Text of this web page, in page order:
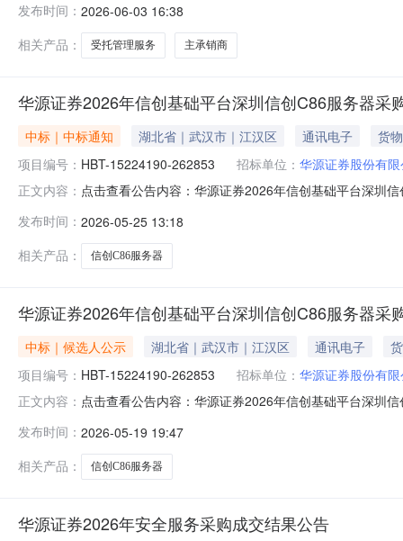
发行次级债券主承销商及受托管理人选聘1.2项目编号：
具体以承销签署
发布时间： 2026-06-03 16:38
相关产品：
受托管理服务 主承销商
华源证券2026年信创基础平台深圳信创C86服务器采
中标｜中标通知 湖北省｜武汉市｜江汉区 通讯电子
货物
项目编号： HBT-15224190-262853 招标单位： 华源证券股份有
正文内容： 点击查看公告内容：华源证券2026年信创基础平台深圳
发布时间： 2026-05-25 13:18
相关产品：
信创C86服务器
华源证券2026年信创基础平台深圳信创C86服务器采
中标｜候选人公示 湖北省｜武汉市｜江汉区 通讯电子
项目编号： HBT-15224190-262853 招标单位： 华源证券股份有
正文内容： 点击查看公告内容：华源证券2026年信创基础平台深圳
发布时间： 2026-05-19 19:47
相关产品：
信创C86服务器
华源证券2026年安全服务采购成交结果公告